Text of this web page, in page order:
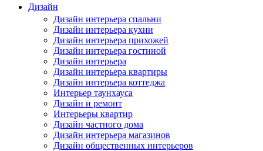
Дизайн
Дизайн интерьера спальни
Дизайн интерьера кухни
Дизайн интерьера прихожей
Дизайн интерьера гостиной
Дизайн интерьера
Дизайн интерьера квартиры
Дизайн интерьера коттеджа
Интерьер таунхауса
Дизайн и ремонт
Интерьеры квартир
Дизайн частного дома
Дизайн интерьера магазинов
Дизайн общественных интерьеров